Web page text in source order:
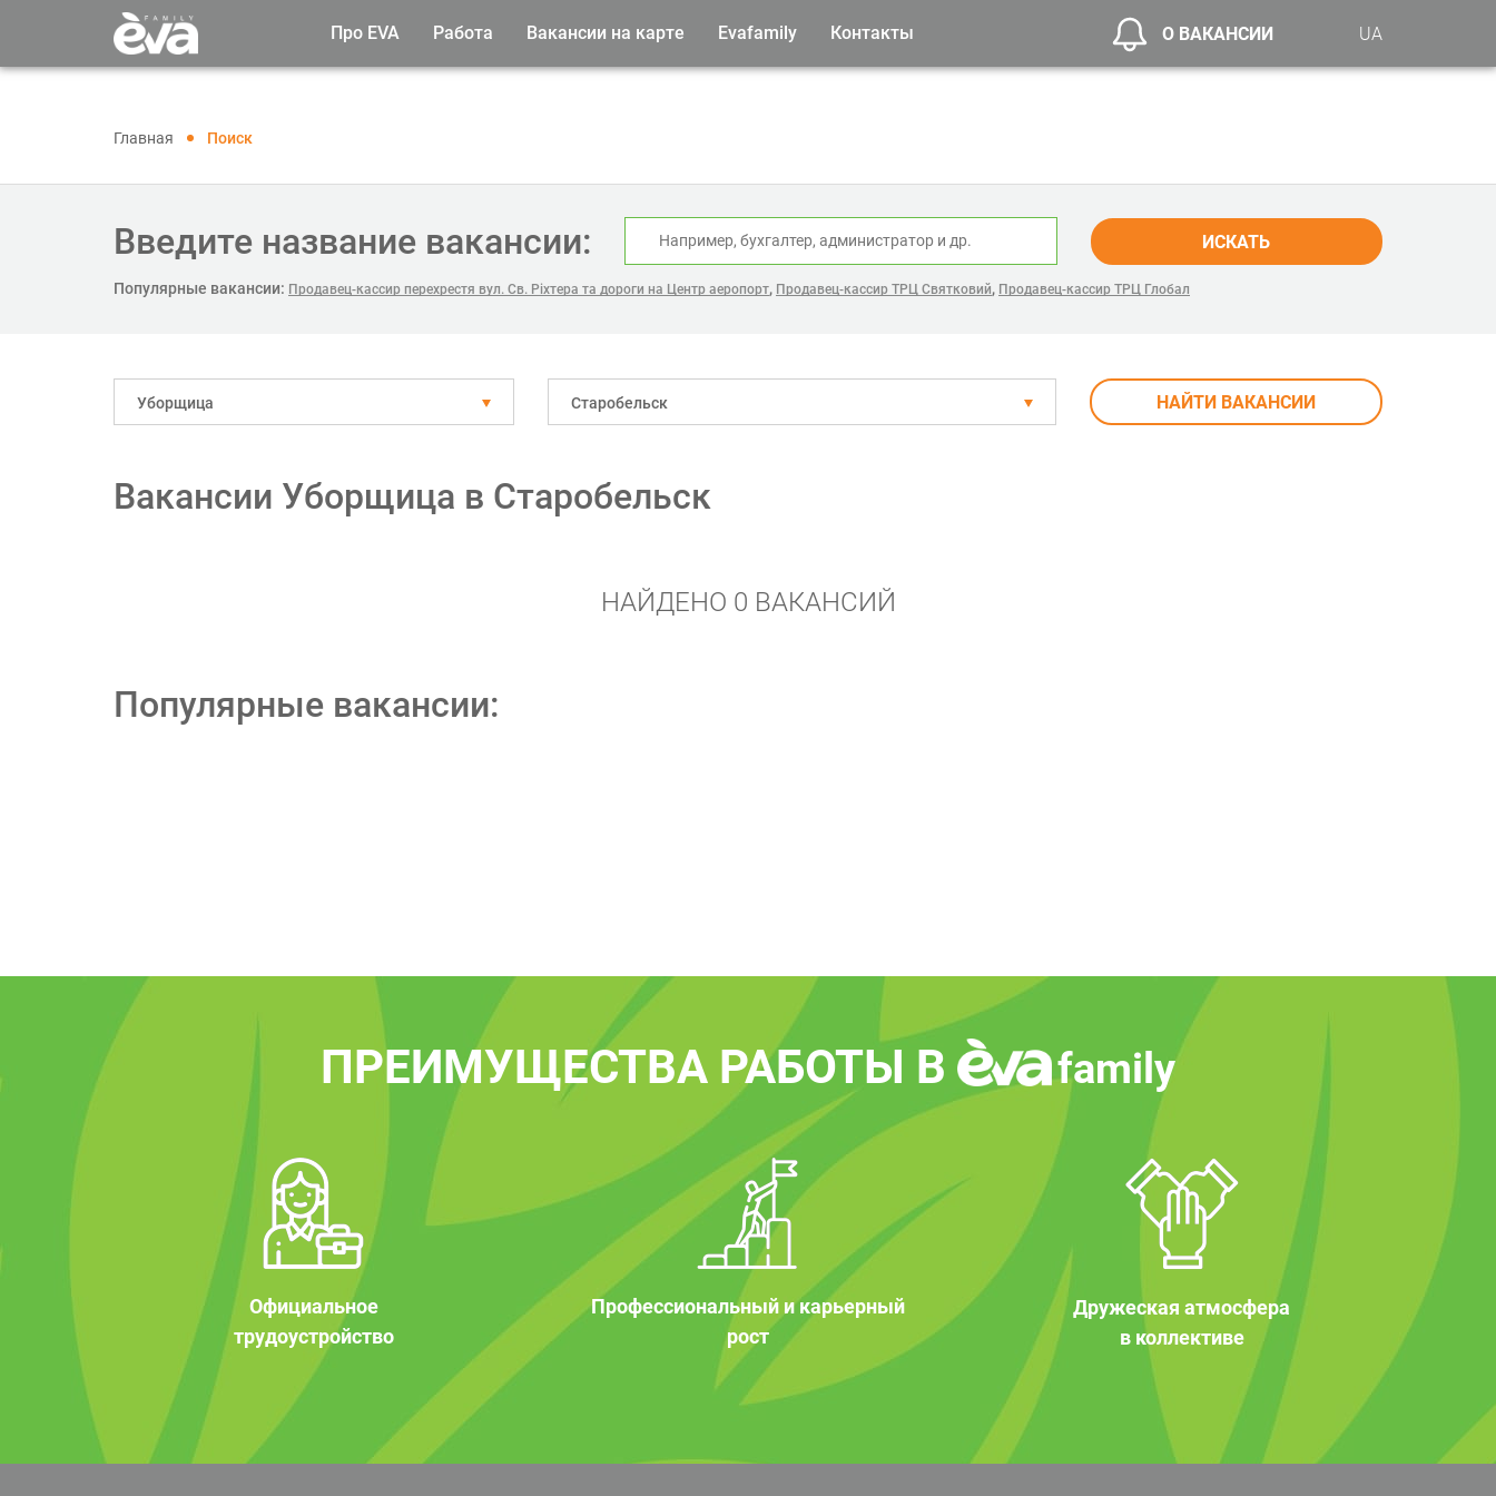
Про EVA Работа Вакансии на карте Evafamily Контакты О ВАКАНСИИ UA
Главная Поиск
Введите название вакансии: ИСКАТЬ
Популярные вакансии: Продавец-кассир перехрестя вул. Св. Ріхтера та дороги на Центр аеропорт, Продавец-кассир ТРЦ Святковий, Продавец-кассир ТРЦ Глобал
Уборщица Старобельск НАЙТИ ВАКАНСИИ
Вакансии Уборщица в Старобельск
НАЙДЕНО 0 ВАКАНСИЙ
Популярные вакансии:
ПРЕИМУЩЕСТВА РАБОТЫ В family
Официальное
трудоустройство
Профессиональный и карьерный
рост
Дружеская атмосфера
в коллективе